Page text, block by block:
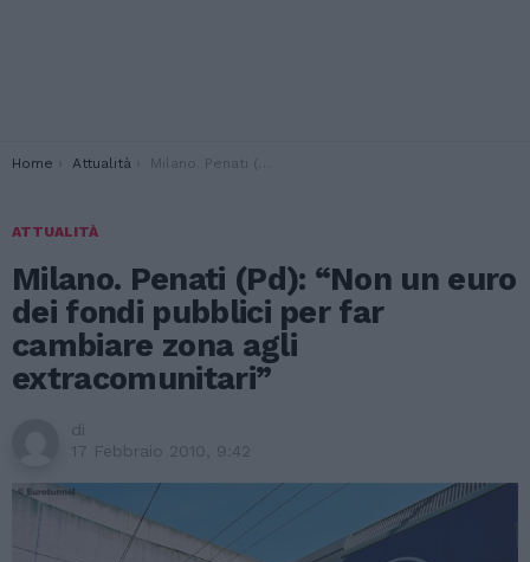
You are here:
Home Attualità Milano. Penati (Pd): “Non un euro dei fondi pubblici per far cambiare zona agli extracomunitari”
ATTUALITÀ
Milano. Penati (Pd): “Non un euro
dei fondi pubblici per far
cambiare zona agli
extracomunitari”
di
17 Febbraio 2010, 9:42